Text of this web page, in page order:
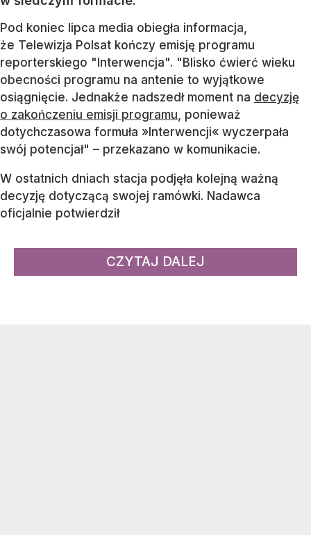
Pod koniec lipca media obiegła informacja,
że Telewizja Polsat kończy emisję programu
reporterskiego "Interwencja". "Blisko ćwierć wieku
obecności programu na antenie to wyjątkowe
osiągnięcie. Jednakże nadszedł moment na decyzję
o zakończeniu emisji programu , ponieważ
dotychczasowa formuła »Interwencji« wyczerpała
swój potencjał" – przekazano w komunikacie.
W ostatnich dniach stacja podjęła kolejną ważną
decyzję dotyczącą swojej ramówki. Nadawca
oficjalnie potwierdził
CZYTAJ DALEJ